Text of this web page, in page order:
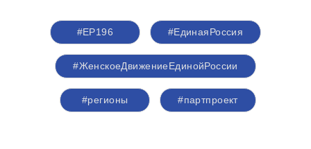
#ЕР196 #‎ЕдинаяРоссия
#ЖенскоеДвижениеЕдинойРоссии
#регионы #партпроект